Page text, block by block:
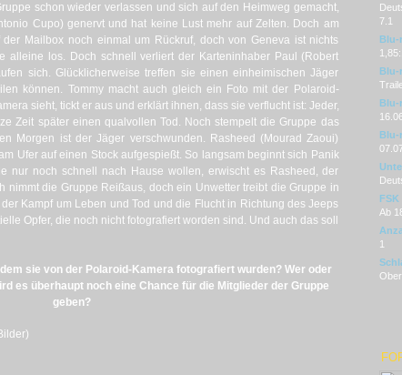
schon wieder verlassen und sich auf den Heimweg gemacht,
Cupo) genervt und hat keine Lust mehr auf Zelten. Doch am
Mailbox noch einmal um Rückruf, doch von Geneva ist nichts
alleine los. Doch schnell verliert der Karteninhaber Paul (Robert
sich. Glücklicherweise treffen sie einen einheimischen Jäger
können. Tommy macht auch gleich ein Foto mit der Polaroid-
sieht, tickt er aus und erklärt ihnen, dass sie verflucht ist: Jeder,
Zeit später einen qualvollen Tod. Noch stempelt die Gruppe das
Morgen ist der Jäger verschwunden. Rasheed (Mourad Zaoui)
Ufer auf einen Stock aufgespießt. So langsam beginnt sich Panik
nur noch schnell nach Hause wollen, erwischt es Rasheed, der
nimmt die Gruppe Reißaus, doch ein Unwetter treibt die Gruppe in
Kampf um Leben und Tod und die Flucht in Richtung des Jeeps
Opfer, die noch nicht fotografiert worden sind. Und auch das soll
sie von der Polaroid-Kamera fotografiert wurden? Wer oder
es überhaupt noch eine Chance für die Mitglieder der Gruppe
geben?
7.1
Blu-
Blu-
Blu-
Blu-
FSK
Ab
1